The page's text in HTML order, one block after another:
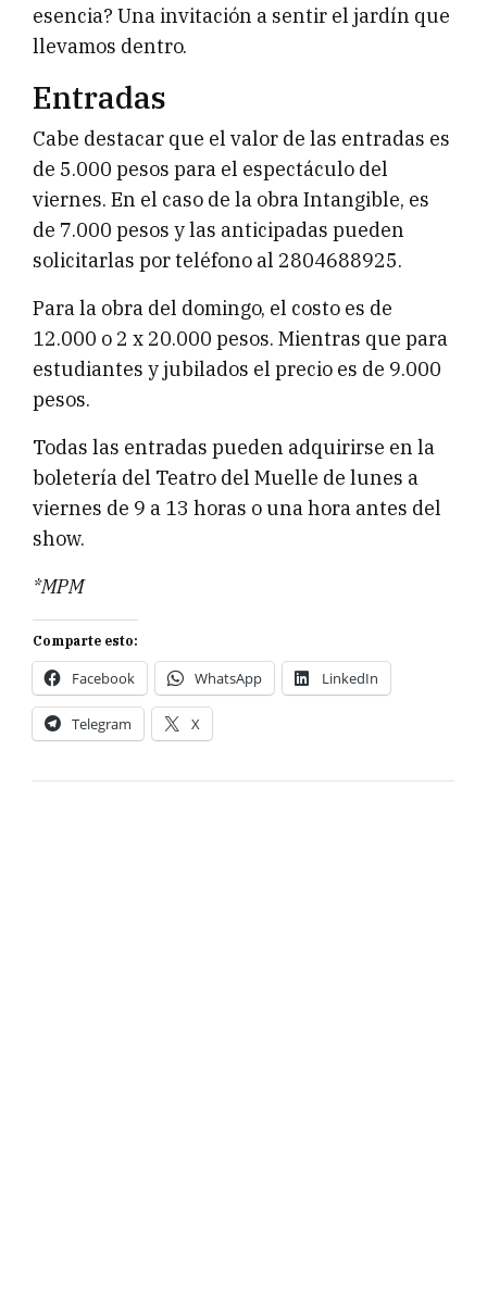
esencia? Una invitación a sentir el jardín que
llevamos dentro.
Entradas
Cabe destacar que el valor de las entradas es
de 5.000 pesos para el espectáculo del
viernes. En el caso de la obra Intangible, es
de 7.000 pesos y las anticipadas pueden
solicitarlas por teléfono al 2804688925.
Para la obra del domingo, el costo es de
12.000 o 2 x 20.000 pesos. Mientras que para
estudiantes y jubilados el precio es de 9.000
pesos.
Todas las entradas pueden adquirirse en la
boletería del Teatro del Muelle de lunes a
viernes de 9 a 13 horas o una hora antes del
show.
*MPM
Comparte esto:
Facebook WhatsApp LinkedIn
Telegram X